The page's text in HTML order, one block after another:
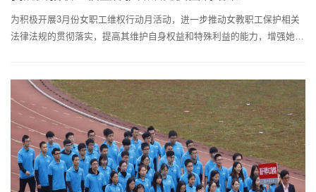
为积极开展3月份女职工维权行动月活动，进一步推动女教职工保护相关
法律法规的贯彻落实，提高其维护自身权益和特殊利益的能力，增强她们
竞赛通过学院女工委和工会小组的积极动员和主动筹划，在前期开展了以
《女职工劳动保护特别规定》、《妇女权益保障法》、《劳动合同法》、
《婚姻法》为重...